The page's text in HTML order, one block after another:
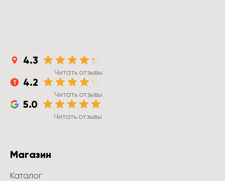
4.3
Читать отзывы
4.2
Читать отзывы
5.0
Читать отзывы
Магазин
Каталог